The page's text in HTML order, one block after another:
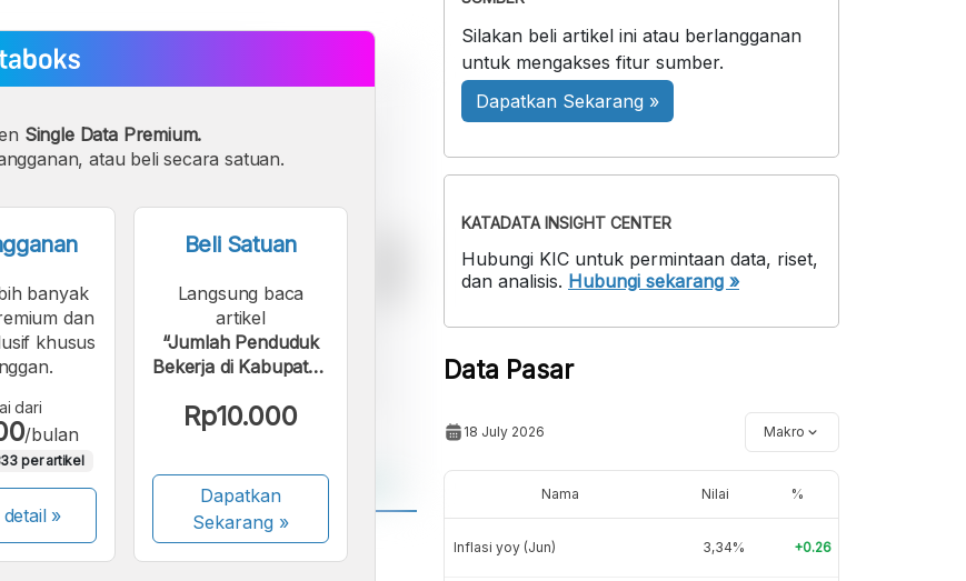
A A
Single Data Premium.
atau beli secara satuan.
banyak
dan
khusus
dari
/bulan
per artikel
»
Beli Satuan
Langsung baca
artikel
“Jumlah Penduduk
Bekerja di Kabupaten
Ribu dan Angka
Rp10.000
Dapatkan
Sekarang»
Silakan beli artikel ini atau berlangganan
untuk mengakses fitur sumber.
Dapatkan Sekarang »
KATADATA INSIGHT CENTER
Hubungi KIC untuk permintaan data, riset,
dan analisis. Hubungi sekarang »
Data Pasar
18 July 2026 Makro
Nama Nilai %
Inflasi yoy (Jun) 3,34% +0.26